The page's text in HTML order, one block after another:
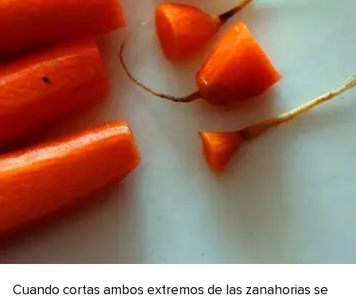
Cuando cortas ambos extremos de las zanahorias se